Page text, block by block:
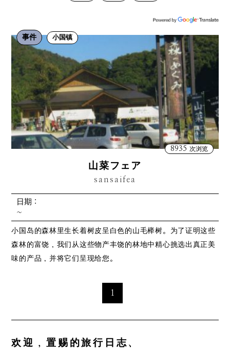
事件 小国镇
8935 次浏览
山菜フェア
sansaifea
日期：
~
小国岛的森林里生长着树皮呈白色的山毛榉树。为了证明这些
森林的富饶，我们从这些物产丰饶的林地中精心挑选出真正美
味的产品，并将它们呈现给您。
1
欢迎，置赐的旅行日志、